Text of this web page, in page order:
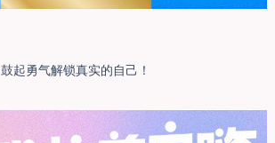
鼓起勇气解锁真实的自己！